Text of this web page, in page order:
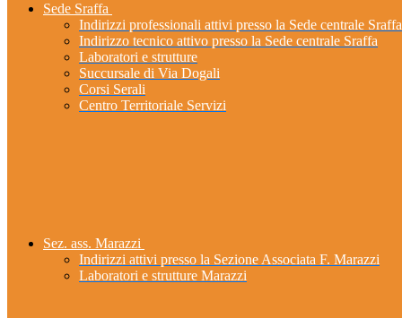
Sede Sraffa
Indirizzi professionali attivi presso la Sede centrale Sraffa
Indirizzo tecnico attivo presso la Sede centrale Sraffa
Laboratori e strutture
Succursale di Via Dogali
Corsi Serali
Centro Territoriale Servizi
Sez. ass. Marazzi
Indirizzi attivi presso la Sezione Associata F. Marazzi
Laboratori e strutture Marazzi